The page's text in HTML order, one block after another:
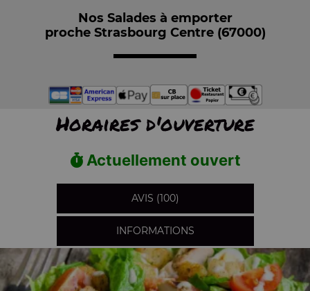
Nos Salades à emporter
proche Strasbourg Centre (67000)
Horaires d'ouverture
Actuellement ouvert
AVIS (100)
INFORMATIONS